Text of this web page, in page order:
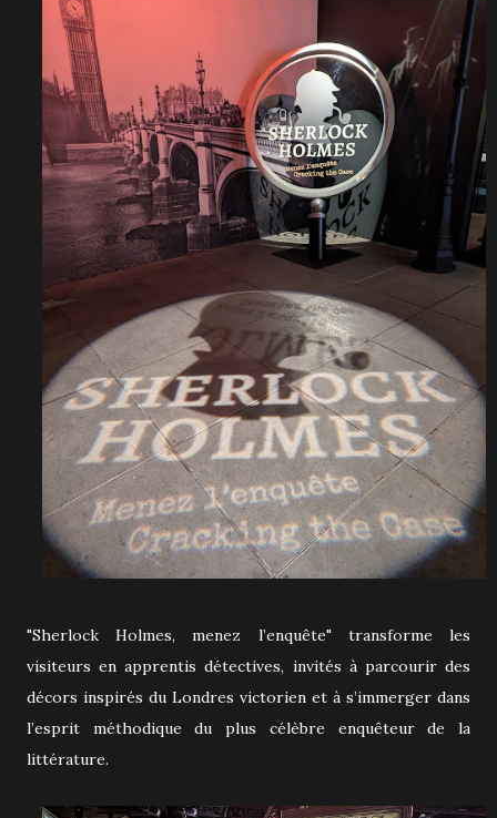
"Sherlock Holmes, menez l’enquête" transforme les
visiteurs en apprentis détectives, invités à parcourir des
décors inspirés du Londres victorien et à s’immerger dans
l’esprit méthodique du plus célèbre enquêteur de la
littérature.